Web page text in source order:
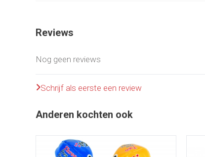
Reviews
Nog geen reviews
Schrijf als eerste een review
Anderen kochten ook